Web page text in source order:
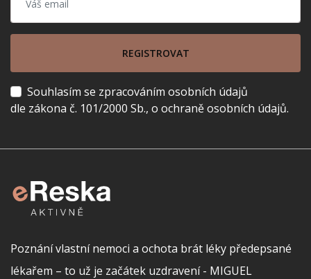
REGISTROVAT
Souhlasím se zpracováním osobních údajů
dle zákona č. 101/2000 Sb., o ochraně osobních údajů.
Poznání vlastní nemoci a ochota brát léky předepsané
lékařem – to už je začátek uzdravení - MIGUEL